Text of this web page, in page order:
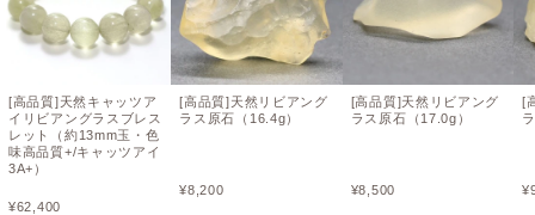
[高品質]天然キャッツア
イリビアングラスブレス
レット（約13mm玉・色
味高品質+/キャッツアイ
3A+）
¥62,400
[高品質]天然リビアング
ラス原石（16.4g）
¥8,200
[高品質]天然リビアング
ラス原石（17.0g）
¥8,500
[
¥